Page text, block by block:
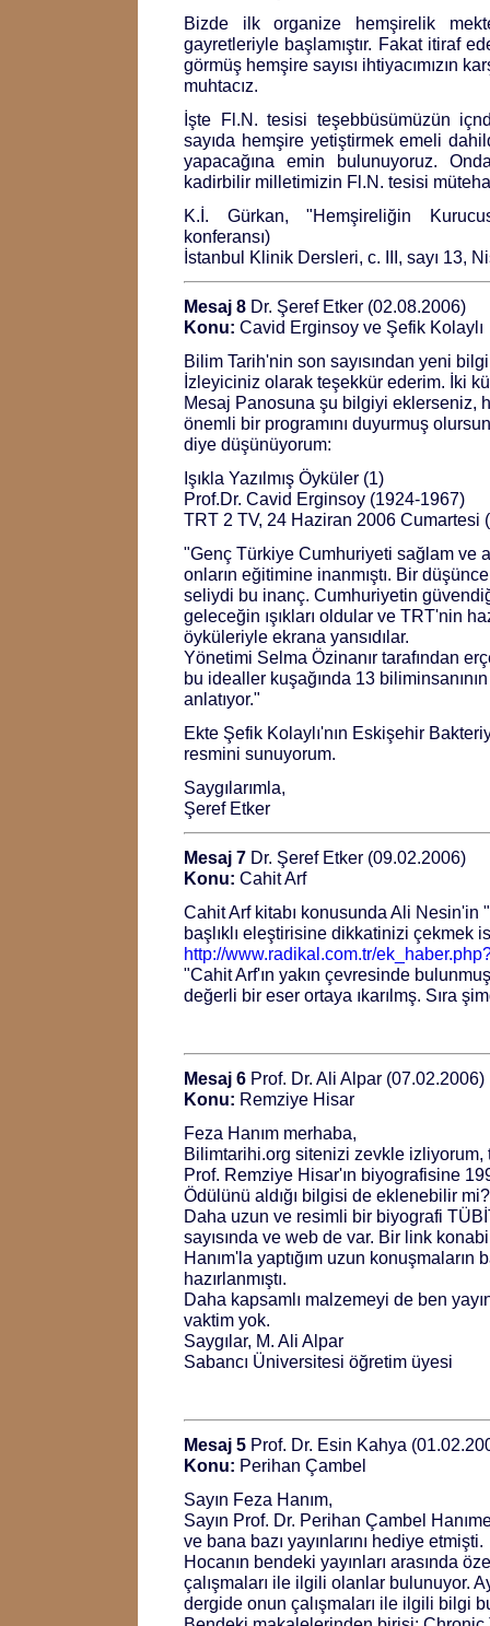
Bizde ilk organize hemşirelik
gayretleriyle başlamıştır. Fakat itiraf
görmüş hemşire sayısı ihtiyacımızın
muhtacız.
İşte Fl.N. tesisi teşebbüsümüzün
sayıda hemşire yetiştirmek emeli
yapacağına emin bulunuyoruz.
kadirbilir milletimizin Fl.N. tesisi
K.İ. Gürkan, "Hemşireliğin
konferansı)
İstanbul Klinik Dersleri, c. III, sayı 13,
Mesaj 8 Dr. Şeref Etker (02.08.2006)
Konu: Cavid Erginsoy ve Şefik Kolaylı
Bilim Tarih'nin son sayısından yeni
İzleyiciniz olarak teşekkür ederim. İki
Mesaj Panosuna şu bilgiyi eklerseniz,
önemli bir programını duyurmuş
diye düşünüyorum:
Işıkla Yazılmış Öyküler (1)
Prof.Dr. Cavid Erginsoy (1924-1967)
TRT 2 TV, 24 Haziran 2006 Cumartesi
"Genç Türkiye Cumhuriyeti sağlam ve
onların eğitimine inanmıştı. Bir
seliydi bu inanç. Cumhuriyetin
geleceğin ışıkları oldular ve TRT'nin
öyküleriyle ekrana yansıdılar.
Yönetimi Selma Özinanır tarafından
bu idealler kuşağında 13 biliminsanının
anlatıyor."
Ekte Şefik Kolaylı'nın Eskişehir
resmini sunuyorum.
Saygılarımla,
Şeref Etker
Mesaj 7 Dr. Şeref Etker (09.02.2006)
Konu: Cahit Arf
Cahit Arf kitabı konusunda Ali Nesin'in
başlıklı eleştirisine dikkatinizi çekmek
http://www.radikal.com.tr/
"Cahit Arf'ın yakın çevresinde
değerli bir eser ortaya ıkarılmş. Sıra
Mesaj 6 Prof. Dr. Ali Alpar (07.02.2006)
Konu: Remziye Hisar
Feza Hanım merhaba,
Bilimtarihi.org sitenizi zevkle izliyorum,
Prof. Remziye Hisar'ın biyografisine
Ödülünü aldığı bilgisi de eklenebilir mi?
Daha uzun ve resimli bir biyografi
sayısında ve web de var. Bir link
Hanım'la yaptığım uzun konuşmaların
hazırlanmıştı.
Daha kapsamlı malzemeyi de ben
vaktim yok.
Saygılar, M. Ali Alpar
Sabancı Üniversitesi öğretim üyesi
Mesaj 5 Prof. Dr. Esin Kahya
Konu: Perihan Çambel
Sayın Feza Hanım,
Sayın Prof. Dr. Perihan Çambel
ve bana bazı yayınlarını hediye etmişti.
Hocanın bendeki yayınları arasında
çalışmaları ile ilgili olanlar bulunuyor.
dergide onun çalışmaları ile ilgili bilgi